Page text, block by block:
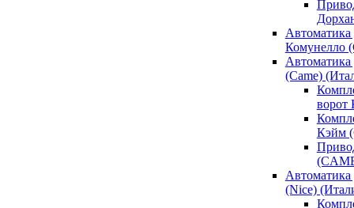
Автоматика
Комунелло
(Came)
ворот
Кэйм
Автоматика
(Nice)